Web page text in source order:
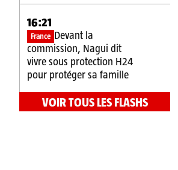
16:21
France Devant la
commission, Nagui dit
vivre sous protection H24
pour protéger sa famille
VOIR TOUS LES FLASHS